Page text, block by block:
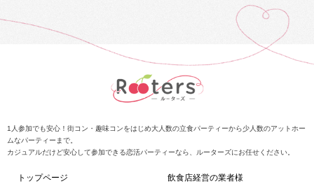
1人参加でも安心！街コン・趣味コンをはじめ大人数の立食パーティーから少人数のアットホー
ムなパーティーまで。
カジュアルだけど安心して参加できる恋活パーティーなら、ルーターズにお任せください。
トップページ
飲食店経営の業者様